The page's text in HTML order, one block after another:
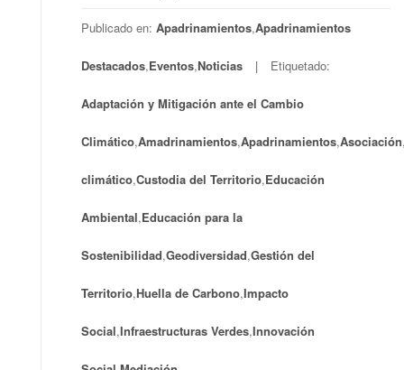
Publicado en: Apadrinamientos,Apadrinamientos
Destacados,Eventos,Noticias Etiquetado:
Adaptación y Mitigación ante el Cambio
Climático,Amadrinamientos,Apadrinamientos,Asociación
climático,Custodia del Territorio,Educación
Ambiental,Educación para la
Sostenibilidad,Geodiversidad,Gestión del
Territorio,Huella de Carbono,Impacto
Social,Infraestructuras Verdes,Innovación